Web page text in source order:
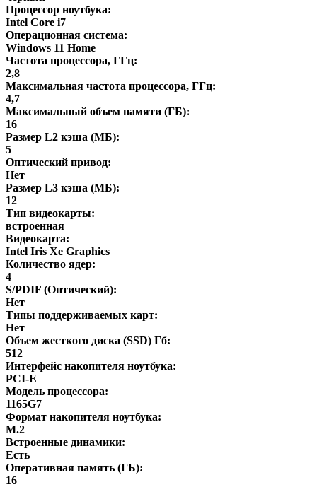
Процессор ноутбука:
Intel Core i7
Операционная система:
Windows 11 Home
Частота процессора, ГГц:
2,8
Максимальная частота процессора, ГГц:
4,7
Максимальный объем памяти (ГБ):
16
Размер L2 кэша (МБ):
5
Оптический привод:
Нет
Размер L3 кэша (МБ):
12
Тип видеокарты:
встроенная
Видеокарта:
Intel Iris Xe Graphics
Количество ядер:
4
S/PDIF (Оптический):
Нет
Типы поддерживаемых карт:
Нет
Объем жесткого диска (SSD) Гб:
512
Интерфейс накопителя ноутбука:
PCI-E
Модель процессора:
1165G7
Формат накопителя ноутбука:
M.2
Встроенные динамики:
Есть
Оперативная память (ГБ):
16